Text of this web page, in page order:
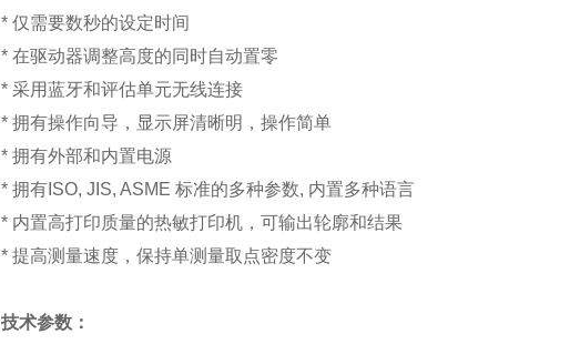
* 仅需要数秒的设定时间
* 在驱动器调整高度的同时自动置零
* 采用蓝牙和评估单元无线连接
* 拥有操作向导，显示屏清晰明，操作简单
* 拥有外部和内置电源
* 拥有ISO, JIS, ASME 标准的多种参数, 内置多种语言
* 内置高打印质量的热敏打印机，可输出轮廓和结果
* 提高测量速度，保持单测量取点密度不变
技术参数：